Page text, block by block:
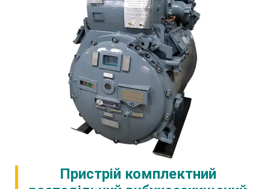
Пристрій комплектний